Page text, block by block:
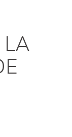
LA